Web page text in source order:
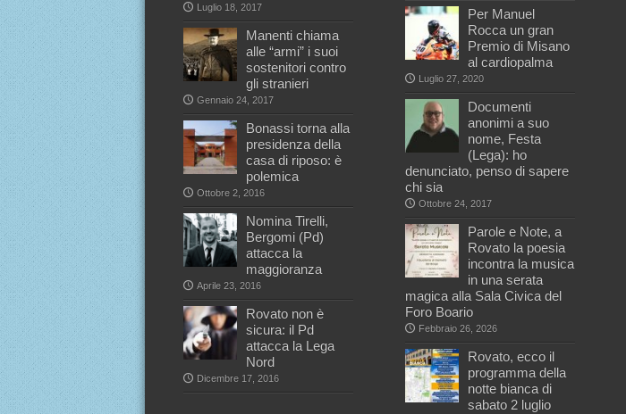
Luglio 18, 2017
Manenti chiama
alle “armi” i suoi
sostenitori contro
gli stranieri
Gennaio 24, 2017
Bonassi torna alla
presidenza della
casa di riposo: è
polemica
Ottobre 2, 2016
Nomina Tirelli,
Bergomi (Pd)
attacca la
maggioranza
Aprile 23, 2016
Rovato non è
sicura: il Pd
attacca la Lega
Nord
Dicembre 17, 2016
Per Manuel
Rocca un gran
Premio di Misano
al cardiopalma
Luglio 27, 2020
Documenti
anonimi a suo
nome, Festa
(Lega): ho
denunciato, penso di sapere
chi sia
Ottobre 24, 2017
Parole e Note, a
Rovato la poesia
incontra la musica
in una serata
magica alla Sala Civica del
Foro Boario
Febbraio 26, 2026
Rovato, ecco il
programma della
notte bianca di
sabato 2 luglio